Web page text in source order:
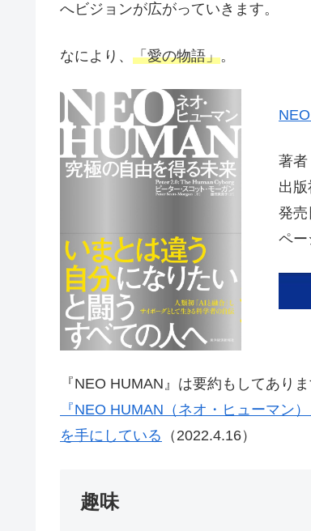
へビジョンが広がっていきます。
なにより、 「愛の物語」。
著者
出
発売
ペー
『NEO HUMAN』は要約もしてあり
『NEO HUMAN（ネオ・ヒューマン
を手にしている （2022.4.16）
趣味